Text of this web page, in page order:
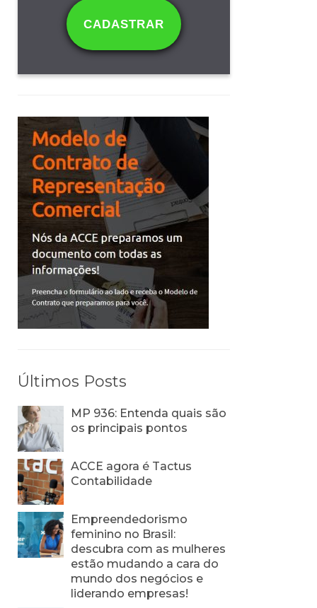
CADASTRAR
Últimos Posts
MP 936: Entenda quais são
os principais pontos
ACCE agora é Tactus
Contabilidade
Empreendedorismo
feminino no Brasil:
descubra com as mulheres
estão mudando a cara do
mundo dos negócios e
liderando empresas!